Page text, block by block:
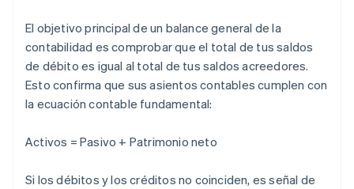
El objetivo principal de un balance general de la
contabilidad es comprobar que el total de tus saldos
de débito es igual al total de tus saldos acreedores.
Esto confirma que sus asientos contables cumplen con
la ecuación contable fundamental:
Activos = Pasivo + Patrimonio neto
Si los débitos y los créditos no coinciden, es señal de